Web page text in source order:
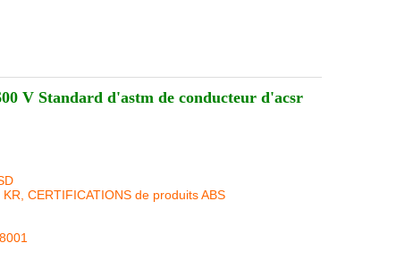
V Standard d'astm de conducteur d'acsr
CERTIFICATIONS de produits ABS